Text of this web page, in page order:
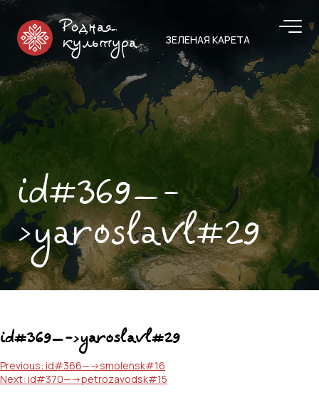
Родная
культура
ЗЕЛЕНАЯ КАРЕТА
id#369—-
>yaroslavl#29
id#369—->yaroslavl#29
Навигация
по
Previous: id#366—->smolensk#16
Next: id#370—->petrozavodsk#15